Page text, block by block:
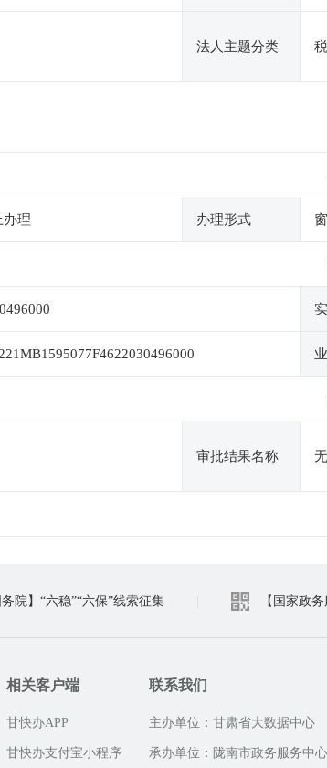
法人主题分类
办理 办理形式
审批结果名称 无
务院】“六稳”“六保”线索征集 【国家政
相关客户端
甘快办APP
甘快办支付宝小程序
联系我们
主办单位：甘肃省大数据中心
承办单位：陇南市政务服务中心